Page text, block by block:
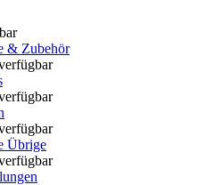
& Zubehör
Übrige